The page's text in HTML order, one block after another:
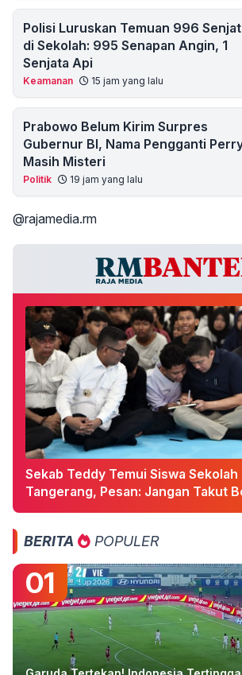
Polisi Luruskan Temuan 996
di Sekolah: 995 Senapan Angin, 1
Senjata Api
Keamanan 15 jam yang lalu
Prabowo Belum Kirim Surpres
Gubernur BI, Nama Pengganti
Masih Misteri
Politik 19 jam yang lalu
@rajamedia.rm
Sekab Teddy Temui Siswa Sekolah
Tangerang, Pesan: Jangan Takut
BERITA POPULER
01